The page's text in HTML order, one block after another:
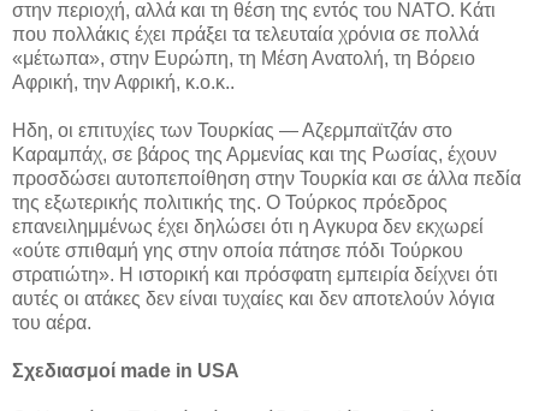
στην περιοχή, αλλά και τη θέση της εντός του ΝΑΤΟ. Κάτι
που πολλάκις έχει πράξει τα τελευταία χρόνια σε πολλά
«μέτωπα», στην Ευρώπη, τη Μέση Ανατολή, τη Βόρειο
Αφρική, την Αφρική, κ.ο.κ..
Ηδη, οι επιτυχίες των Τουρκίας — Αζερμπαϊτζάν στο
Καραμπάχ, σε βάρος της Αρμενίας και της Ρωσίας, έχουν
προσδώσει αυτοπεποίθηση στην Τουρκία και σε άλλα πεδία
της εξωτερικής πολιτικής της. Ο Τούρκος πρόεδρος
επανειλημμένως έχει δηλώσει ότι η Αγκυρα δεν εκχωρεί
«ούτε σπιθαμή γης στην οποία πάτησε πόδι Τούρκου
στρατιώτη». Η ιστορική και πρόσφατη εμπειρία δείχνει ότι
αυτές οι ατάκες δεν είναι τυχαίες και δεν αποτελούν λόγια
του αέρα.
Σχεδιασμοί made in USA